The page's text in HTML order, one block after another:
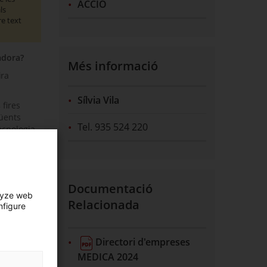
text
fires
ACCIÓ
Més informació
Sílvia Vila
Tel. 935 524 220
Documentació
Relacionada
Directori d'empreses
MEDICA 2024
web